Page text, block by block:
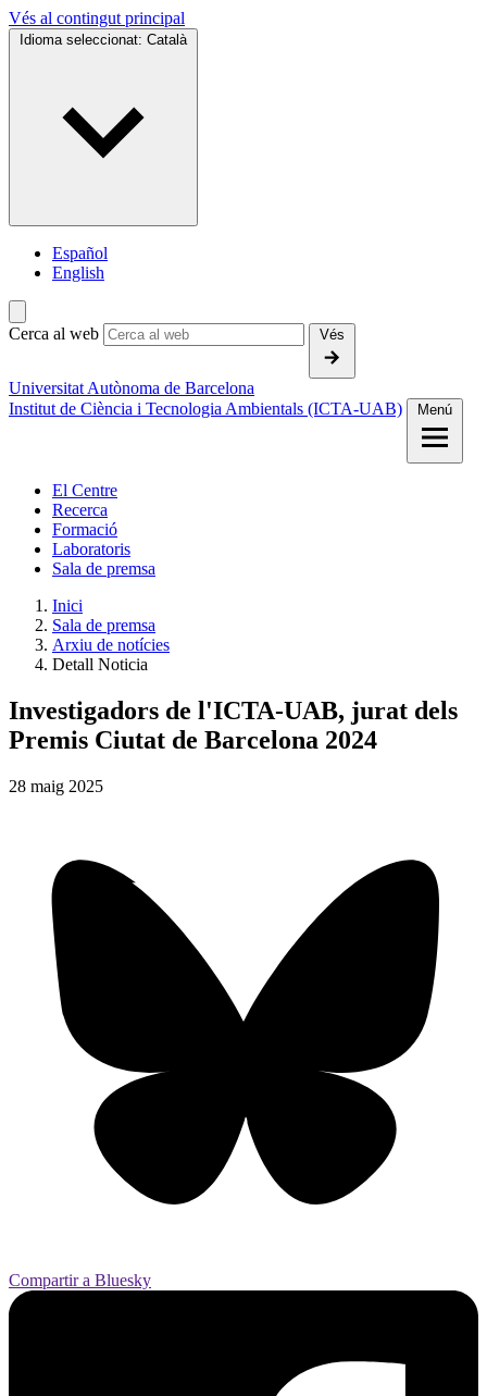
Vés al contingut principal
Idioma seleccionat: Català
Español
English
Cerca al web Vés
Universitat Autònoma de Barcelona
Institut de Ciència i Tecnologia Ambientals (ICTA-UAB)
Menú
El Centre
Recerca
Formació
Laboratoris
Sala de premsa
Inici
Sala de premsa
Arxiu de notícies
Detall Noticia
Investigadors de l'ICTA-UAB, jurat dels
Premis Ciutat de Barcelona 2024
28 maig 2025
Compartir a Bluesky